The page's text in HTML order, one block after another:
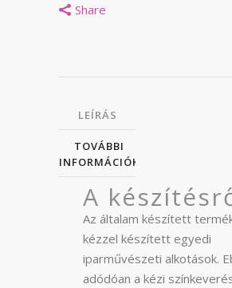
Share
LEÍRÁS
TOVÁBBI
INFORMÁCIÓK
A
Az általam készített
kézzel készített egyedi
iparművészeti alkotások.
adódóan a kézi